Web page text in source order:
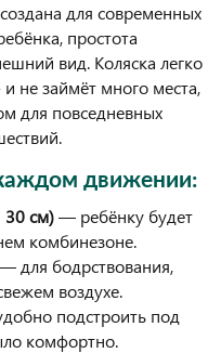
для современных
простота
вид. Коляска легко
не займёт много места,
для повседневных
движении:
30 см)— ребёнку будет
комбинезоне.
— для бодрствования,
воздухе.
подстроить под
комфортно.